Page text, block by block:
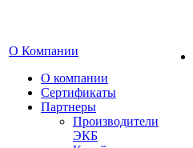
О Компании
О компании
Сертификаты
Партнеры
Производители
ЭКБ